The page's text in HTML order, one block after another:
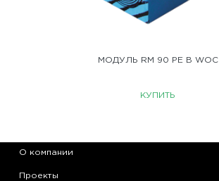
МОДУЛЬ RM 90 PE B WOC
КУПИТЬ
О компании
Проекты